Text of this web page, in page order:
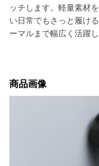
ッチします。軽量素材
い日常でもさっと履け
ーマルまで幅広く活躍
商品画像